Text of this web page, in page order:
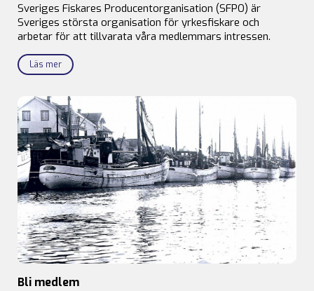
Sveriges Fiskares Producentorganisation (SFPO) är
Sveriges största organisation för yrkesfiskare och
arbetar för att tillvarata våra medlemmars intressen.
Läs mer
Bli medlem